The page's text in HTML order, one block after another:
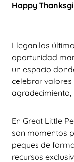
Happy
Llegan los
oportunidad
un espacio
celebrar
agradecimiento,
En Great Little
son momentos
peques de
recursos